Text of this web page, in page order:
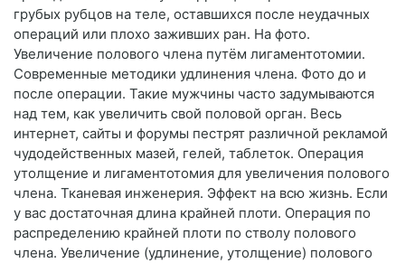
грубых рубцов на теле, оставшихся после неудачных
операций или плохо заживших ран. На фото.
Увеличение полового члена путём лигаментотомии.
Современные методики удлинения члена. Фото до и
после операции. Такие мужчины часто задумываются
над тем, как увеличить свой половой орган. Весь
интернет, сайты и форумы пестрят различной рекламой
чудодейственных мазей, гелей, таблеток. Операция
утолщение и лигаментотомия для увеличения полового
члена. Тканевая инженерия. Эффект на всю жизнь. Если
у вас достаточная длина крайней плоти. Операция по
распределению крайней плоти по стволу полового
члена. Увеличение (удлинение, утолщение) полового